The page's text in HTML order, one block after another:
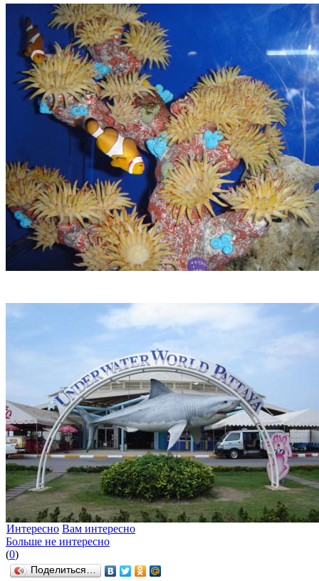
Интересно Вам интересно
Больше не интересно
(0)
Поделиться…